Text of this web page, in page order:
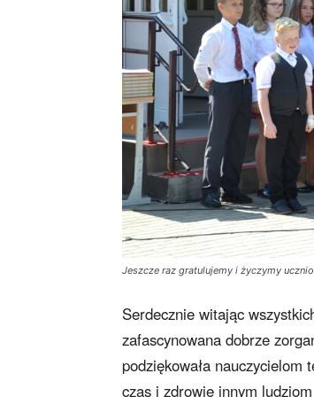
Jeszcze raz gratulujemy i życzymy
Serdecznie witając
zafascynowana dobrze
podziękowała nauczycielom
czas i zdrowie innym